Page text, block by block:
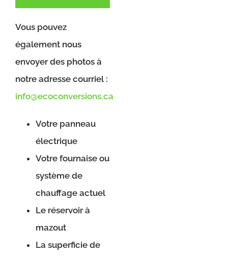
Vous pouvez
également nous
envoyer des photos à
notre adresse courriel :
info@ecoconversions.ca
Votre panneau
électrique
Votre fournaise ou
système de
chauffage actuel
Le réservoir à
mazout
La superficie de